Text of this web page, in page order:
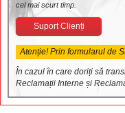
cel mai scurt timp.
Suport Clienți
Atenție! Prin formularul de
În cazul în care doriți să
Reclamații Interne și